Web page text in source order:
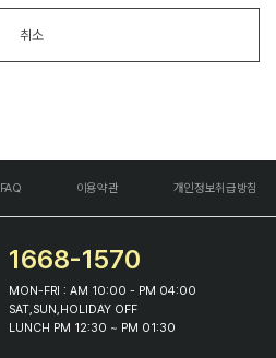
취소
FAQ 이용약관 개인정보취급방침
1668-1570
MON-FRI : AM 10:00 - PM 04:00
SAT,SUN,HOLIDAY OFF
LUNCH PM 12:30 ~ PM 01:30